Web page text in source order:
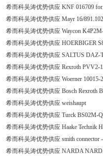
希而科吴涛优势供应 KNF 016709
希而科吴涛优势供应 Mayr 16/
希而科吴涛优势供应 Waycon
希而科吴涛优势供应 HOERBIGER
希而科吴涛优势供应 SALTUS DAZ-
希而科吴涛优势供应 Rexroth
希而科吴涛优势供应 Woerner 10015-
希而科吴涛优势供应 Bosch Rexroth
希而科吴涛优势供应 weishaupt
希而科吴涛优势供应 Turck BS02M-
希而科吴涛优势供应 Haake Technik
希而科吴涛优势供应 smith connector
希而科吴涛优势供应 NARDA